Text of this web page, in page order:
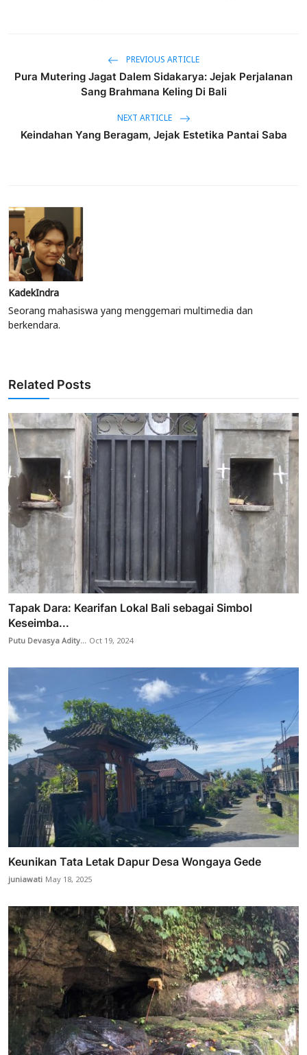
PREVIOUS ARTICLE
Pura Mutering Jagat Dalem Sidakarya: Jejak Perjalanan
Sang Brahmana Keling Di Bali
NEXT ARTICLE
Keindahan Yang Beragam, Jejak Estetika Pantai Saba
KadekIndra
Seorang mahasiswa yang menggemari multimedia dan
berkendara.
Related Posts
Tapak Dara: Kearifan Lokal Bali sebagai Simbol
Keseimba...
Putu Devasya Adity... Oct 19, 2024
Keunikan Tata Letak Dapur Desa Wongaya Gede
juniawati May 18, 2025